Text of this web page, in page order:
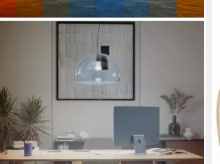
LED-Leuchtmittel White Ambiance
1600lm smarte Lampe, E27, 1 St.,
Farbwechsler, Vollspektrumlicht
1000K-20000K
Produktdatenblatt
ab 54,99 €
lieferbar - in 1-2 Werktagen bei dir